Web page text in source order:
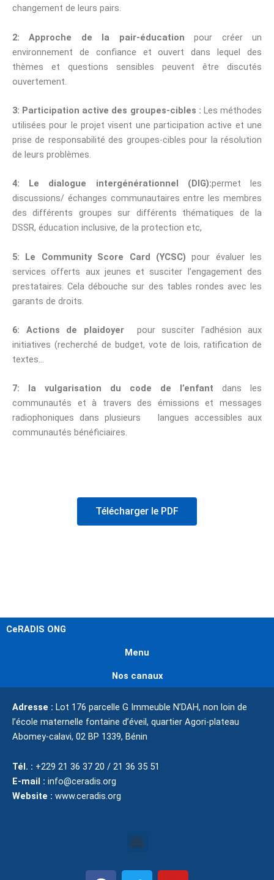
changement de leurs pairs.
2: Approche de la pair-éducationpour créer un
environnement de confiance et ouvert dans lequel des
thèmes et questions sensibles peuvent être discutés
ouvertement.
3: Participation active des groupes-cibles : Les méthodes
utilisées pour le projet visent une participation active et une
prise de responsabilité des groupes-cibles pour la résolution
de leurs problèmes.
4: Le dialogue intergénérationnel (DIG):permet les
discussions/ échanges communautaires entre les membres
des différents groupes sur différents thématiques de la
DSSR, éducation inclusive, de la protection etc,
5: Le Community Score Card (YCSC)pour évaluer les
services offerts aux jeunes et susciter l’engagement des
prestataires. Cela débouche sur des tables rondes avec les
garants de droits.
6: Actions de plaidoyer pour susciter l’adhésion aux
initiatives (recherché de budget, vote de lois, ratification de
textes…
7: la vulgarisation du code de l’enfant dans les
communautés et à travers des émissions et messages
radiophoniques dans plusieurs langues accessibles aux
communautés bénéficiaires.
Télécharger le PDF
CeRADIS ONG
Menu
Nos canaux
Adresse : Lot 176 parcelle G Immeuble N’DAH, non loin de
l’école maternelle fontaine d’éveil, quartier Agori-plateau
Abomey-calavi, 02 BP 1339, Bénin
Tél. : +229 21 36 37 20 / 21 36 35 51
E-mail : info@ceradis.org
Website : www.ceradis.org
Menu